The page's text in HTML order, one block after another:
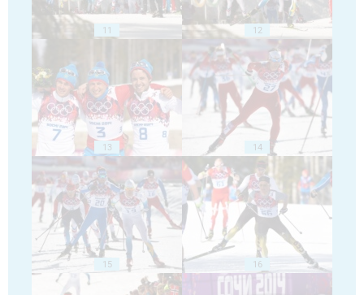
11 12
13 14
15 16